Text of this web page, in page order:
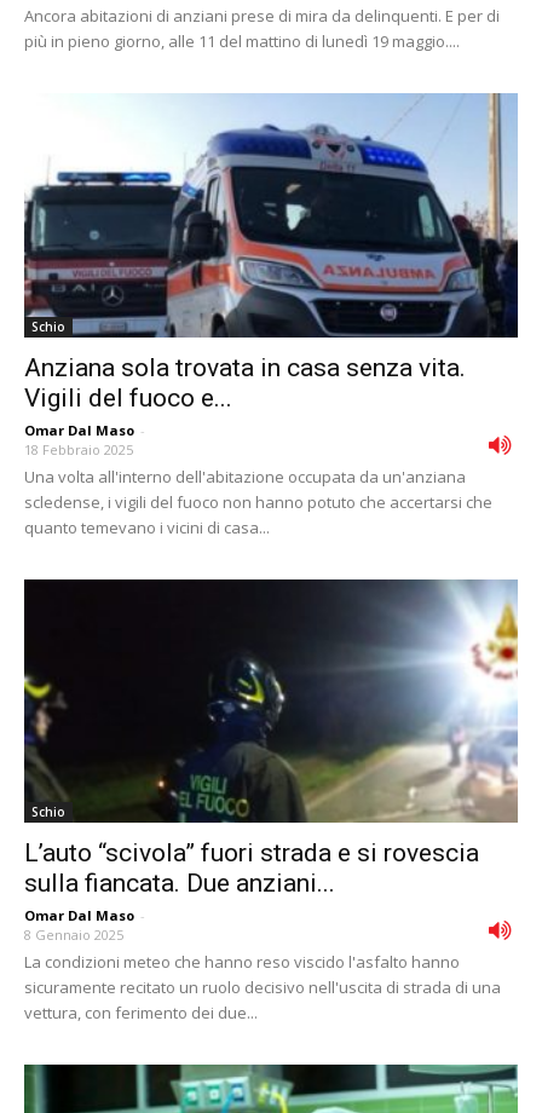
Ancora abitazioni di anziani prese di mira da delinquenti. E per di
più in pieno giorno, alle 11 del mattino di lunedì 19 maggio....
Schio
Anziana sola trovata in casa senza vita.
Vigili del fuoco e...
Omar Dal Maso -
18 Febbraio 2025
Una volta all'interno dell'abitazione occupata da un'anziana
scledense, i vigili del fuoco non hanno potuto che accertarsi che
quanto temevano i vicini di casa...
Schio
L’auto “scivola” fuori strada e si rovescia
sulla fiancata. Due anziani...
Omar Dal Maso -
8 Gennaio 2025
La condizioni meteo che hanno reso viscido l'asfalto hanno
sicuramente recitato un ruolo decisivo nell'uscita di strada di una
vettura, con ferimento dei due...